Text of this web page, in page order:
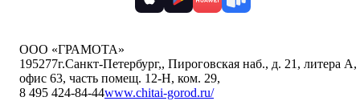
ООО «ГРАМОТА»
195277г.Санкт-Петербург,, Пироговская наб., д. 21, литера А,
офис 63, часть помещ. 12-Н, ком. 29,
8 495 424-84-44www.chitai-gorod.ru/